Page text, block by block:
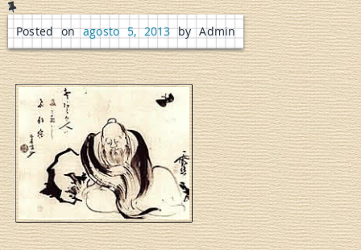
i
o
Posted onagosto 5, 2013by Admin